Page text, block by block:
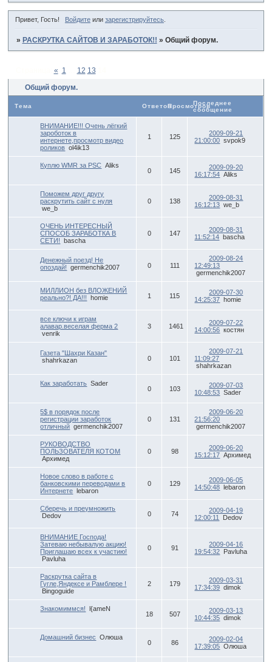
Привет, Гость! Войдитеили зарегистрируйтесь.
» РАСКРУТКА САЙТОВ И ЗАРАБОТОК!! » Общий форум.
Общий форум.
« 1 12 13
Тема ОтветовПросмотровПоследнее
сообщение
ВНИМАНИЕ!!! Очень лёгкий
зароботок в
интернете,просмотр видео
роликов ol4ik13
1 125
2009-09-21
21:00:00 svpok9
Куплю WMR за PSC Aliks
0 145
2009-09-20
16:17:54 Aliks
Поможем друг другу
раскрутить сайт с нуля
we_b
0 138
2009-08-31
16:12:13 we_b
ОЧЕНЬ ИНТЕРЕСНЫЙ
СПОСОБ ЗАРАБОТКА В
СЕТИ!
bascha
0 147
2009-08-31
11:52:14 bascha
Денежный поезд! Не
опоздай!
germenchik2007 0 111
2009-08-24
12:49:13
germenchik2007
МИЛЛИОН без ВЛОЖЕНИЙ
реально?! ДА!!!
homie 1 115
2009-07-30
14:25:37 homie
все ключи к играм
алавар.веселая ферма 2
venrik
3 1461
2009-07-22
14:00:56 костян
Газета "Шахри Казан"
shahrkazan
0 101
2009-07-21
11:09:27
shahrkazan
Как заработать Sader
0 103
2009-07-03
10:48:53 Sader
5$ в порядок после
регистрации заработок
отличный germenchik2007
0 131
2009-06-20
21:56:20
germenchik2007
РУКОВОДСТВО
ПОЛЬЗОВАТЕЛЯ КОТОМ
Архимед
0 98
2009-06-20
15:12:17 Архимед
Новое слово в работе с
банковскими переводами в
Интернете
lebaron
0 129
2009-06-05
14:50:48
lebaron
Сберечь и преумножить
Dedov
0 74
2009-04-19
12:00:11
Dedov
ВНИМАНИЕ Господа!
Затеваю небывалую акцию!
Приглашаю всех к участию!
Pavluha
0 91
2009-04-16
19:54:32
Pavluha
Раскрутка сайта в
Гугле,Яндексе и Рамблере !
Bingoguide
2 179
2009-03-31
17:34:39 dimok
Знакомиммся! l{ameN
18 507
2009-03-13
10:44:35 dimok
Домашний бизнес Олюша
0 86
2009-02-04
17:39:05 Олюша